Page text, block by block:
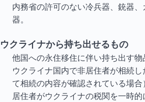
内務省の許可のない冷兵器、銃器
器。
ウクライナから持ち出せるもの
他国への永住移住に伴い持ち出す物
ウクライナ国内で非居住者が相続
て相続の内容が確認されている場合）
居住者がウクライナの税関を一時